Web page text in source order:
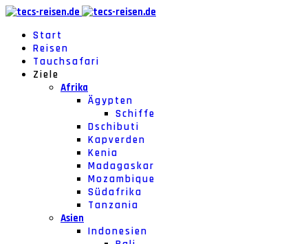
Start
Reisen
Tauchsafari
Ziele
Afrika
Ägypten
Schiffe
Dschibuti
Kapverden
Kenia
Madagaskar
Mozambique
Südafrika
Tanzania
Asien
Indonesien